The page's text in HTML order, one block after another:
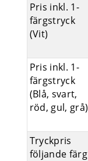
Pris inkl. 1-
färgstryck
(Vit)
Pris inkl. 1-
färgstryck
(Blå, svart,
röd, gul, grå)
Tryckpris
följande färg